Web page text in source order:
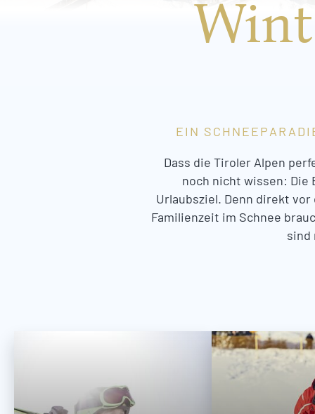
EIN
Dass die Tiroler Alpen
noch nicht wissen: Die
Urlaubsziel. Denn direkt
Familienzeit im Schnee
sind